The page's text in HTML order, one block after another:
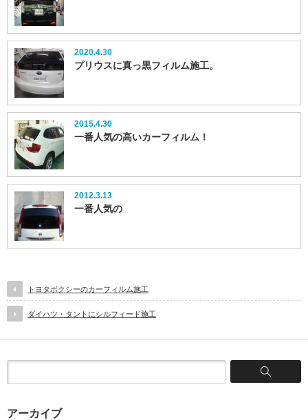
2020.4.30
プリウスに真っ黒フィルム施工。
2015.4.30
一番人気の高いカーフィルム！
2012.3.13
一番人気の
トヨタボクシーのカーフィルム施工
ダイハツ・タントにシルフィード施工
アーカイブ